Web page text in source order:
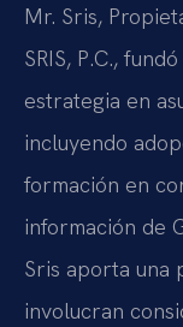
Mr. Sris,
SRIS, P.C.,
estrategia en
incluyendo
formación en
información de
Sris aporta una
involucran